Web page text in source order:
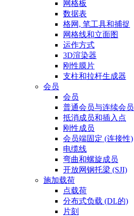
网格板
数据表
格网, 笔工具和捕捉
网格线和立面图
运作方式
3D渲染器
刚性膜片
支柱和拉杆生成器
会员
会员
普通会员与连续会员
抵消成员和插入点
刚性成员
会员端固定 (连接性)
电缆线
弯曲和螺旋成员
开放网钢托梁 (SJI)
施加载荷
点载荷
分布式负载 (DL的)
片刻